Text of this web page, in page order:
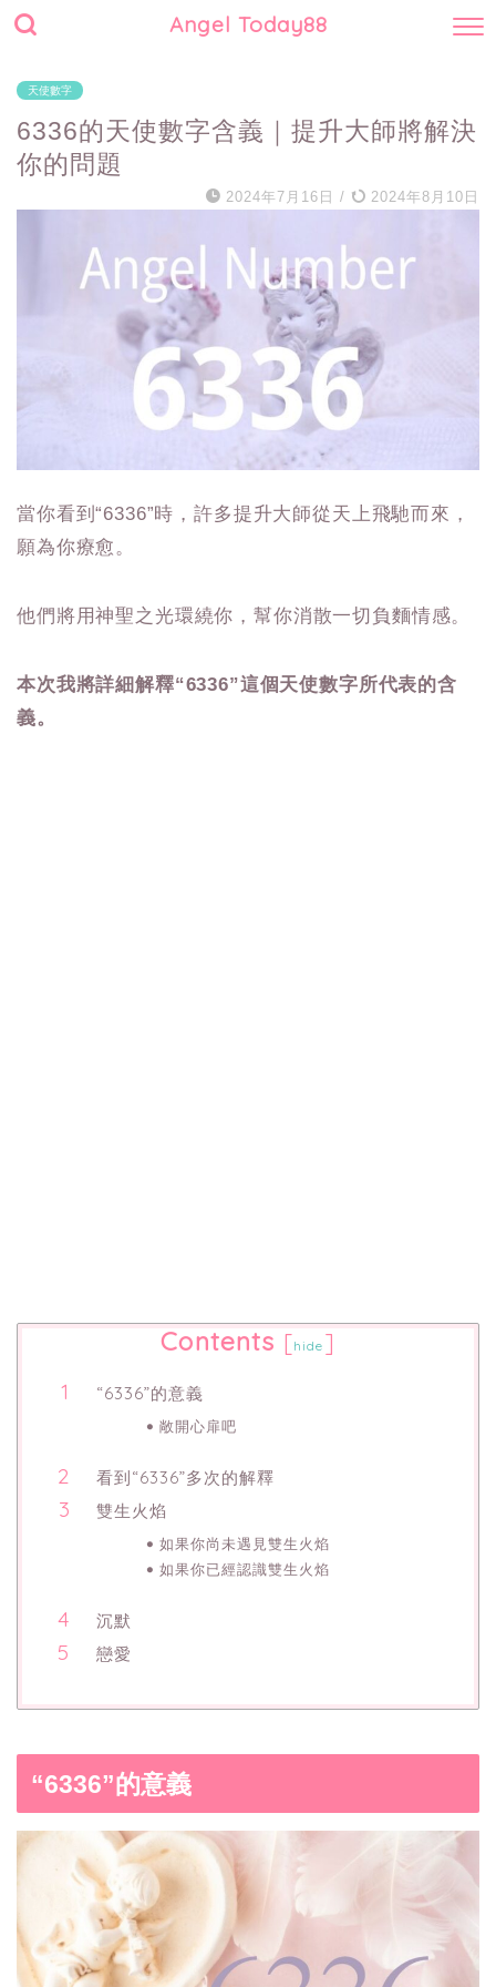
Angel Today88
天使數字
6336的天使數字含義｜提升大師將解決
你的問題
2024年7月16日 / 2024年8月10日
當你看到“6336”時，許多提升大師從天上飛馳而來，
願為你療愈。
他們將用神聖之光環繞你，幫你消散一切負麵情感。
本次我將詳細解釋“6336”這個天使數字所代表的含
義。
Contents [hide ]
“6336”的意義
敞開心扉吧
看到“6336”多次的解釋
雙生火焰
如果你尚未遇見雙生火焰
如果你已經認識雙生火焰
沉默
戀愛
“6336”的意義